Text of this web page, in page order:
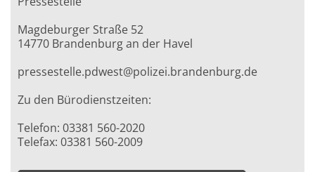
Magdeburger Straße 52
14770 Brandenburg an der Havel
pressestelle.pdwest@polizei.brandenburg.de
Zu den Bürodienstzeiten:
Telefon: 03381 560-2020
Telefax: 03381 560-2009